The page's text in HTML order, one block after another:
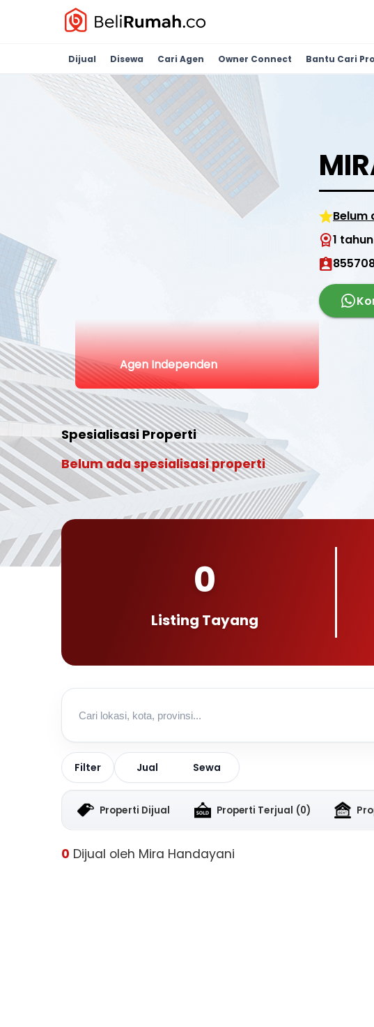
Dijual Disewa Cari Agen Owner Connect Bantu Cari
Agen Independen
Belum
1
Spesialisasi Properti
Belum ada spesialisasi properti
0
Listing Tayang
Filter Jual Sewa
Properti Dijual Properti Terjual (0)
0 Dijual oleh Mira Handayani